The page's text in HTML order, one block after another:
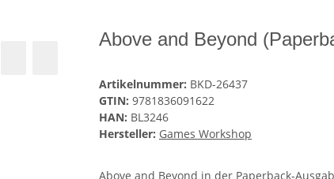
Above and Beyond
Artikelnummer: BKD-26437
GTIN: 9781836091622
HAN: BL3246
Hersteller: Games Workshop
Above and Beyond in der Paperback-